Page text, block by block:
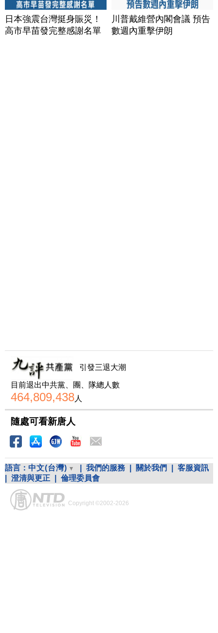
日本強震台灣挺身賑災！
高市早苗發完整感謝名單
川普戴維營內閣會議 預告
數週內重擊伊朗
引發三退大潮
目前退出中共黨、團、隊總人數
464,809,438人
隨處可看新唐人
語言： 中文(台灣) 我們的服務 關於我們
客服資訊
澄清與更正 倫理委員會
Copyright ©2002-2026